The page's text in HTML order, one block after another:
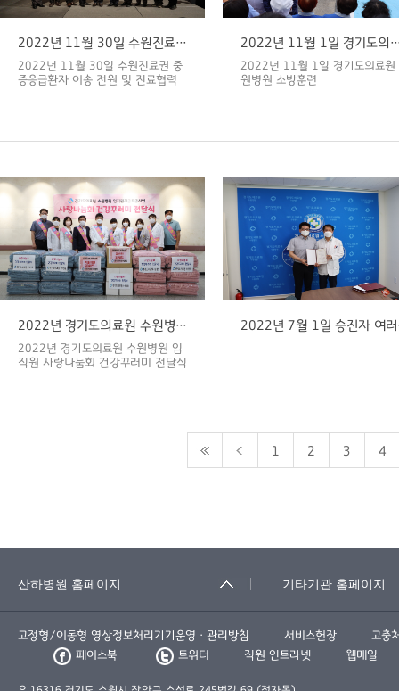
2022년 11월 30일 수원진료권 중증응급환자 이송 전원 및 진료협력 체계 구축 성과발표회
2022년 11월 30일 수원진료권 중
증응급환자 이송 전원 및 진료협력
2022년 11월 1일 경기도의
2022년 11월 1일 경기도의료원
원병원 소방훈련
2022년 경기도의료원 수원병원 임직원 사랑나눔회 건강꾸러미 전달식
2022년 경기도의료원 수원병원 임
직원 사랑나눔회 건강꾸러미 전달식
1 2 3 4
고정형/이동형 영상정보처리기기운영ㆍ관리방침 서비스헌장
고충
페이스북
트위터 직원 인트라넷 웹메일